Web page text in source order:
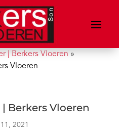
| Berkers Vloeren »
Vloeren
Berkers Vloeren
2021